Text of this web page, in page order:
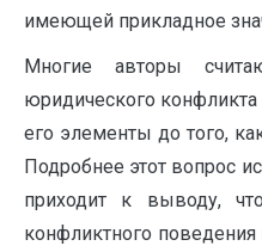
имеющей прикладное
Многие авторы
юридического
его элементы до того,
Подробнее этот вопрос
приходит к выводу,
конфликтного